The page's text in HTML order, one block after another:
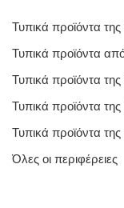
Τυπικά προϊόντα της
Τυπικά προϊόντα
Τυπικά προϊόντα
Τυπικά προϊόντα
Τυπικά προϊόντα
Όλες οι περιφέρειες